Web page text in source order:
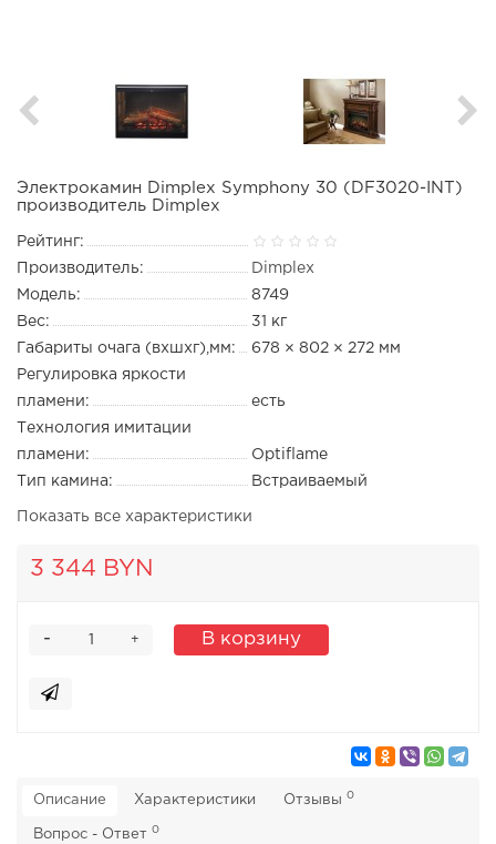
Электрокамин Dimplex Symphony 30 (DF3020-INT)
производитель Dimplex
Рейтинг:
Производитель:
Dimplex
Модель:
8749
Вес:
31 кг
Габариты очага (вхшхг),мм:
678 × 802 × 272 мм
Регулировка яркости
пламени:
есть
Технология имитации
пламени:
Optiflame
Тип камина:
Встраиваемый
Показать все характеристики
3 344 BYN
+
- В корзину
Описание Характеристики Отзывы 0
Вопрос - Ответ 0